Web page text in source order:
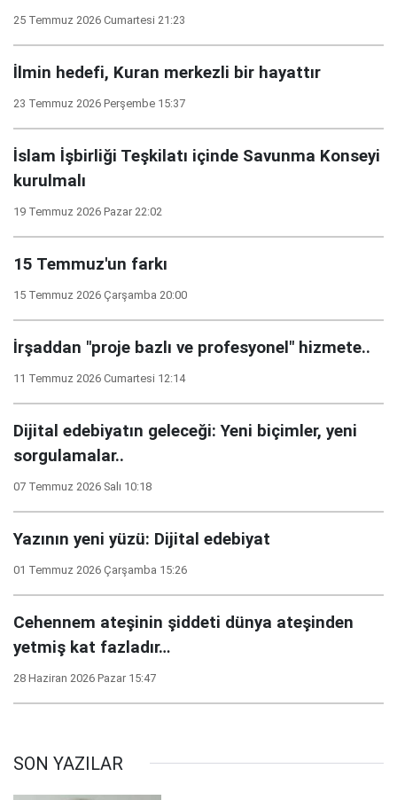
25 Temmuz 2026 Cumartesi 21:23
İlmin hedefi, Kuran merkezli bir hayattır
23 Temmuz 2026 Perşembe 15:37
İslam İşbirliği Teşkilatı içinde Savunma Konseyi
kurulmalı
19 Temmuz 2026 Pazar 22:02
15 Temmuz'un farkı
15 Temmuz 2026 Çarşamba 20:00
İrşaddan "proje bazlı ve profesyonel" hizmete..
11 Temmuz 2026 Cumartesi 12:14
Dijital edebiyatın geleceği: Yeni biçimler, yeni
sorgulamalar..
07 Temmuz 2026 Salı 10:18
Yazının yeni yüzü: Dijital edebiyat
01 Temmuz 2026 Çarşamba 15:26
Cehennem ateşinin şiddeti dünya ateşinden
yetmiş kat fazladır…
28 Haziran 2026 Pazar 15:47
SON YAZILAR